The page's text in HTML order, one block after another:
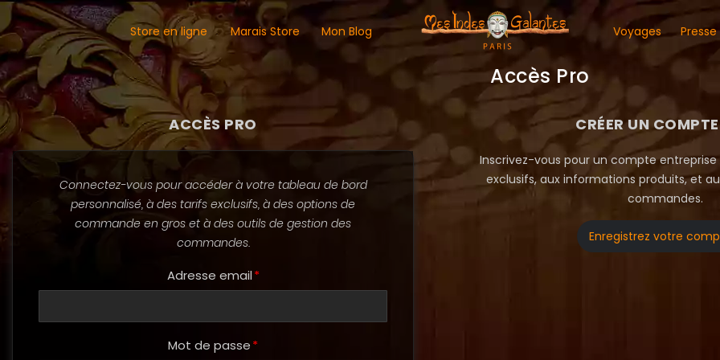
Store en ligne Marais Store Mon Blog Voyages Presse
Accès Pro
ACCÈS PRO
Connectez-vous pour accéder à votre tableau de bord
personnalisé, à des tarifs exclusifs, à des options de
commande en gros et à des outils de gestion des
commandes.
Adresse email
Mot de passe
CRÉER UN
Inscrivez-vous pour un compte
exclusifs, aux informations produits, et
commandes.
Enregistrez votre